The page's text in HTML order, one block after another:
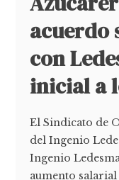
acuerdo
con
inicial a
El Sindicato de
del Ingenio
Ingenio
aumento